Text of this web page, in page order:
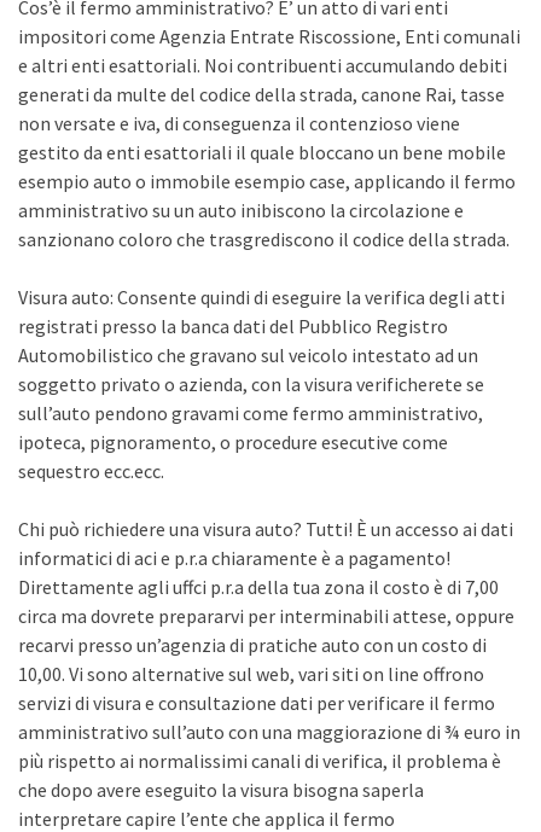
Cos’è il fermo amministrativo? E’ un atto di vari enti
impositori come Agenzia Entrate Riscossione, Enti comunali
e altri enti esattoriali. Noi contribuenti accumulando debiti
generati da multe del codice della strada, canone Rai, tasse
non versate e iva, di conseguenza il contenzioso viene
gestito da enti esattoriali il quale bloccano un bene mobile
esempio auto o immobile esempio case, applicando il fermo
amministrativo su un auto inibiscono la circolazione e
sanzionano coloro che trasgrediscono il codice della strada.
Visura auto: Consente quindi di eseguire la verifica degli atti
registrati presso la banca dati del Pubblico Registro
Automobilistico che gravano sul veicolo intestato ad un
soggetto privato o azienda, con la visura verificherete se
sull’auto pendono gravami come fermo amministrativo,
ipoteca, pignoramento, o procedure esecutive come
sequestro ecc.ecc.
Chi può richiedere una visura auto? Tutti! È un accesso ai dati
informatici di aci e p.r.a chiaramente è a pagamento!
Direttamente agli uffci p.r.a della tua zona il costo è di 7,00
circa ma dovrete prepararvi per interminabili attese, oppure
recarvi presso un’agenzia di pratiche auto con un costo di
10,00. Vi sono alternative sul web, vari siti on line offrono
servizi di visura e consultazione dati per verificare il fermo
amministrativo sull’auto con una maggiorazione di ¾ euro in
più rispetto ai normalissimi canali di verifica, il problema è
che dopo avere eseguito la visura bisogna saperla
interpretare capire l’ente che applica il fermo